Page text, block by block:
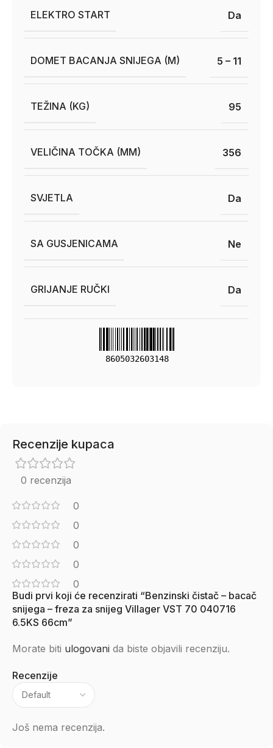
ELEKTRO START Da
DOMET BACANJA SNIJEGA (M) 5 – 11
TEŽINA (KG) 95
VELIČINA TOČKA (MM) 356
SVJETLA Da
SA GUSJENICAMA Ne
GRIJANJE RUČKI Da
8605032603148
Recenzije kupaca
0 recenzija
0
0
0
0
0
Recenzije
Još nema recenzija.
Budi prvi koji će recenzirati “Benzinski čistač – bacač
snijega – freza za snijeg Villager VST 70 040716
6.5KS 66cm”
Morate biti ulogovani da biste objavili recenziju.